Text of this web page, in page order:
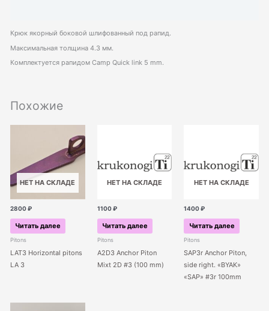
Крюк якорный боковой шлифованный под рапид.
Максимальная толщина 4.3 мм.
Комплектуется рапидом Camp Quick link 5 mm.
Похожие
НЕТ НА СКЛАДЕ
2800₽
Читать далее
Pitons
LAT3 Horizontal pitons
LA 3
НЕТ НА СКЛАДЕ
1100₽
Читать далее
Pitons
A2D3 Anchor Piton
Mixt 2D #3 (100 mm)
НЕТ НА СКЛАДЕ
1400₽
Читать далее
Pitons
SAP3r Anchor Piton,
side right. «BYAK»
«SAP» #3r 100mm